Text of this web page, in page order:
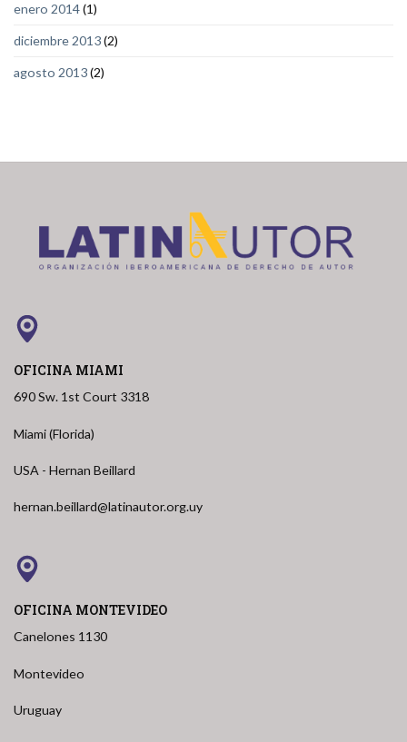
enero 2014(1)
diciembre 2013(2)
agosto 2013(2)
OFICINA MIAMI
690 Sw. 1st Court 3318
Miami (Florida)
USA - Hernan Beillard
hernan.beillard@latinautor.org.uy
OFICINA MONTEVIDEO
Canelones 1130
Montevideo
Uruguay